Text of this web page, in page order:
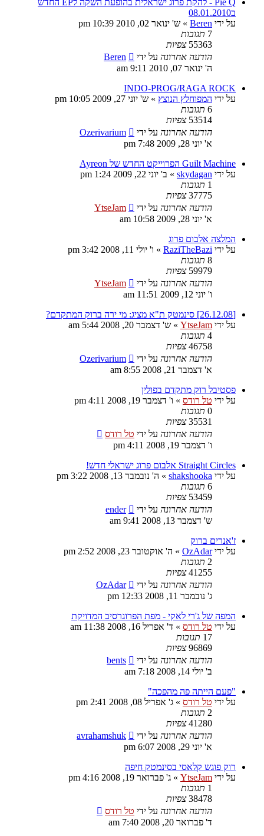
ב08.01.2010
על ידי Beren
» ש' ינואר 02, 2010 10:39 pm
7 תגובות
55363 צפיות
הודעה אחרונה על ידי
Beren
ה' ינואר 07, 2010 9:11 am
INDO-PROG/RAGA ROCK
על ידי המפוחלץ הנוצץ » ש' יוני 27, 2009 10:05 pm
6 תגובות
53514 צפיות
הודעה אחרונה על ידי
Ozerivarium
א' יוני 28, 2009 7:48 pm
Guilt Machine הפרוייקט החדש של Ayreon
על ידי skydagan
» ב' יוני 22, 2009 1:24 pm
1 תגובות
37775 צפיות
הודעה אחרונה על ידי
YtseJam
א' יוני 28, 2009 10:58 am
המלצה אלבום פרוג
על ידי RaziTheBazi
» ו' יולי 11, 2008 3:42 pm
8 תגובות
59979 צפיות
הודעה אחרונה על ידי
YtseJam
ו' יוני 12, 2009 11:51 am
[26.12.08] סינמטק ת"א מציג: מי ירה ברוק המתקדם?
על ידי YtseJam
» ש' דצמבר 20, 2008 5:44 am
4 תגובות
46758 צפיות
הודעה אחרונה על ידי
Ozerivarium
א' דצמבר 21, 2008 8:55 am
פסטיבל רוק מתקדם בפולין
על ידי טל רודס » ו' דצמבר 19, 2008 4:11 pm
0 תגובות
35531 צפיות
הודעה אחרונה על ידי טל רודס
ו' דצמבר 19, 2008 4:11 pm
Straight Circles אלבום פרוג ישראלי חדש!
על ידי shakshooka
» ה' נובמבר 13, 2008 3:22 pm
6 תגובות
53459 צפיות
הודעה אחרונה על ידי
ender
ש' דצמבר 13, 2008 9:41 am
ז'אנרים ברוק
על ידיOzAdar
» ה' אוקטובר 23, 2008 2:52 pm
2 תגובות
41255 צפיות
הודעה אחרונה על ידי
OzAdar
ג' נובמבר 11, 2008 12:33 pm
המפה של ג'רי לאקי - מפת הפרוגרסיב המדויקת
על ידי טל רודס » ד' אפריל 16, 2008 11:38 am
17 תגובות
96869 צפיות
הודעה אחרונה על ידי
bents
ב' יולי 14, 2008 7:18 am
"פעם הייתה פה מהפכה"
על ידי טל רודס » ג' אפריל 08, 2008 2:41 pm
2 תגובות
41280 צפיות
הודעה אחרונה על ידי
avrahamshuk
א' יוני 29, 2008 6:07 pm
רוק פוגש קלאסי בסינמטק חיפה
על ידי YtseJam
» ג' פברואר 19, 2008 4:16 pm
1 תגובות
38478 צפיות
הודעה אחרונה על ידי טל רודס
ד' פברואר 20, 2008 7:40 am